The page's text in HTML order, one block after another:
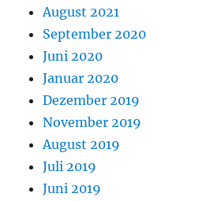
August 2021
September 2020
Juni 2020
Januar 2020
Dezember 2019
November 2019
August 2019
Juli 2019
Juni 2019